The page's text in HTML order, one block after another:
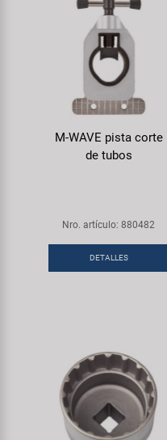
M-WAVE pista corte
de tubos
Nro. artículo: 880482
DETALLES